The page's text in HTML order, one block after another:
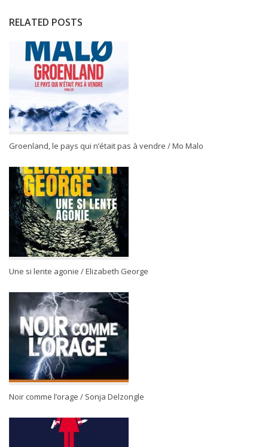
RELATED POSTS
Groenland, le pays qui n’était pas à vendre / Mo Malo
Une si lente agonie / Elizabeth George
Noir comme l’orage / Sonja Delzongle